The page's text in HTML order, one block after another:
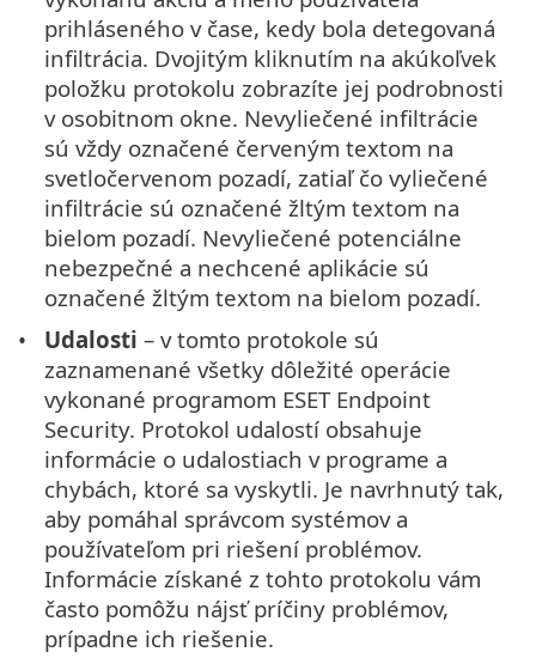
prihláseného v čase, kedy bola detegovaná
infiltrácia. Dvojitým kliknutím na akúkoľvek
položku protokolu zobrazíte jej podrobnosti
v osobitnom okne. Nevyliečené infiltrácie
sú vždy označené červeným textom na
svetločervenom pozadí, zatiaľ čo vyliečené
infiltrácie sú označené žltým textom na
bielom pozadí. Nevyliečené potenciálne
nebezpečné a nechcené aplikácie sú
označené žltým textom na bielom pozadí.
Udalosti – v tomto protokole sú
zaznamenané všetky dôležité operácie
vykonané programom ESET Endpoint
Security. Protokol udalostí obsahuje
informácie o udalostiach v programe a
chybách, ktoré sa vyskytli. Je navrhnutý tak,
aby pomáhal správcom systémov a
používateľom pri riešení problémov.
Informácie získané z tohto protokolu vám
často pomôžu nájsť príčiny problémov,
prípadne ich riešenie.